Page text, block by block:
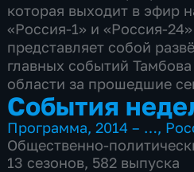
которая выходит в эфир
«Россия-1» и «Россия-
представляет собой
главных событий
области за прошедшие
События
Программа,2014 – …,
Общественно-
13 сезонов, 582 выпуска